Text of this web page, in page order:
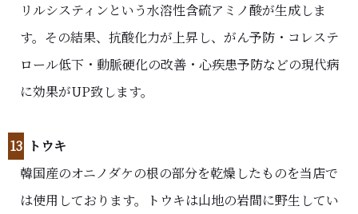
リルシスティンという水溶性含硫アミノ酸が生成しま
す。その結果、抗酸化力が上昇し、がん予防・コレステ
ロール低下・動脈硬化の改善・心疾患予防などの現代病
に効果がUP致します。
13 トウキ
韓国産のオニノダケの根の部分を乾燥したものを当店で
は使用しております。トウキは山地の岩間に野生してい